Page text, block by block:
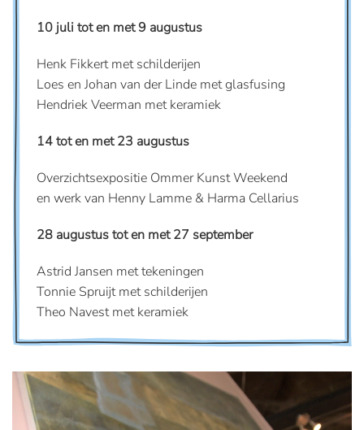
10 juli tot en met 9 augustus
Henk Fikkert met schilderijen
Loes en Johan van der Linde met glasfusing
Hendriek Veerman met keramiek
14 tot en met 23 augustus
Overzichtsexpositie Ommer Kunst Weekend
en werk van Henny Lamme & Harma Cellarius
28 augustus tot en met 27 september
Astrid Jansen met tekeningen
Tonnie Spruijt met schilderijen
Theo Navest met keramiek